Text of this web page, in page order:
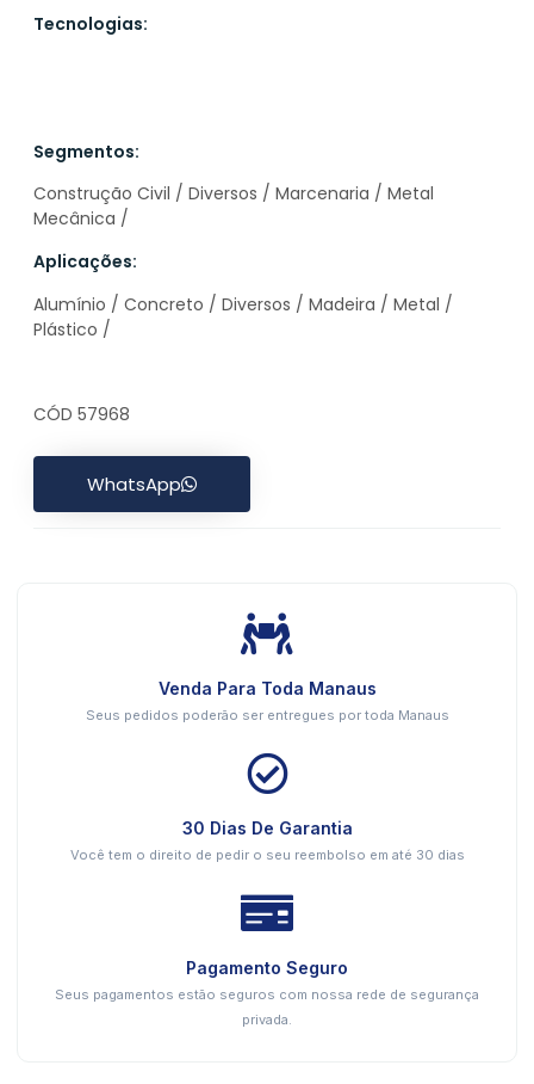
Tecnologias:
Segmentos:
Construção Civil / Diversos / Marcenaria / Metal
Mecânica /
Aplicações:
Alumínio / Concreto / Diversos / Madeira / Metal /
Plástico /
CÓD 57968
WhatsApp
Venda Para Toda Manaus
Seus pedidos poderão ser entregues por toda Manaus
30 Dias De Garantia
Você tem o direito de pedir o seu reembolso em até 30 dias
Pagamento Seguro
Seus pagamentos estão seguros com nossa rede de segurança
privada.